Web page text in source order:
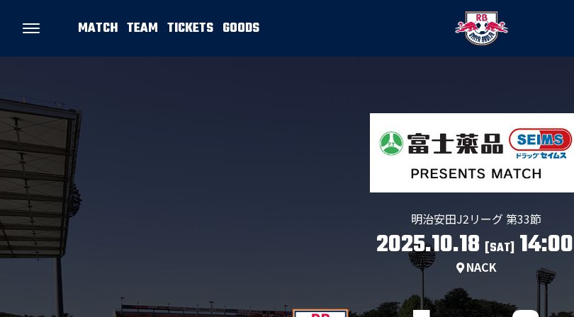
MATCH TEAM TICKETS GOODS
明治安田J2リーグ 第33節
2025.10.18 [SAT]14:00
NACK